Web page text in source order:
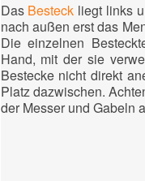
Das Besteck liegt links
nach außen erst das
Die einzelnen
Hand, mit der sie
Bestecke nicht direkt
Platz dazwischen.
der Messer und Gabeln